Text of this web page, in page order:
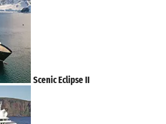
Scenic Eclipse II